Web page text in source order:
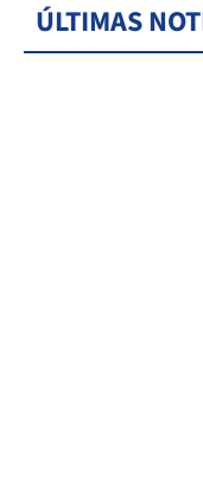
ÚLTIMAS